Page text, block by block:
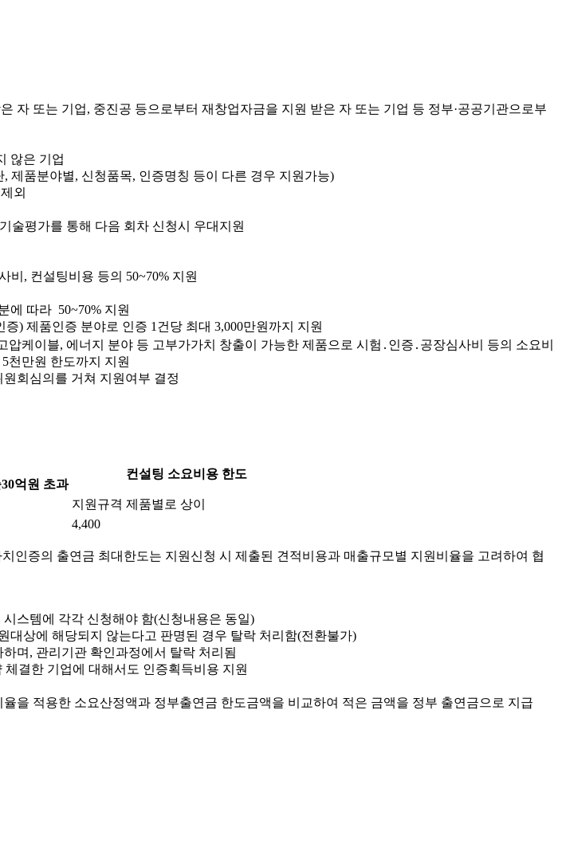
자 또는 기업, 중진공 등으로부터 재창업자금을 지원 받은 자 또는 기업 등 정부·공공기관으로부
않은 기업
제품분야별, 신청품목, 인증명칭 등이 다른 경우 지원가능)
외
술평가를 통해 다음 회차 신청시 우대지원
비, 컨설팅비용 등의 50~70% 지원
에 따라 50~70% 지원
) 제품인증 분야로 인증 1건당 최대 3,000만원까지 지원
케이블, 에너지 분야 등 고부가가치 창출이 가능한 제품으로 시험․인증․공장심사비 등의 소요비
천만원 한도까지 지원
회심의를 거쳐 지원여부 결정
컨설팅 소요비용 한도
억원 초과
지원규격 제품별로 상이
4,400
인증의 출연금 최대한도는 지원신청 시 제출된 견적비용과 매출규모별 지원비율을 고려하여 협
스템에 각각 신청해야 함(신청내용은 동일)
상에 해당되지 않는다고 판명된 경우 탈락 처리함(전환불가)
며, 관리기관 확인과정에서 탈락 처리됨
결한 기업에 대해서도 인증획득비용 지원
을 적용한 소요산정액과 정부출연금 한도금액을 비교하여 적은 금액을 정부 출연금으로 지급